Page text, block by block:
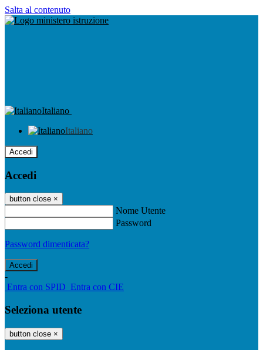
Salta al contenuto
Italiano
Italiano
Accedi
Accedi
button close ×
Nome Utente
Password
Password dimenticata?
-
Entra con SPID Entra con CIE
Seleziona utente
button close ×